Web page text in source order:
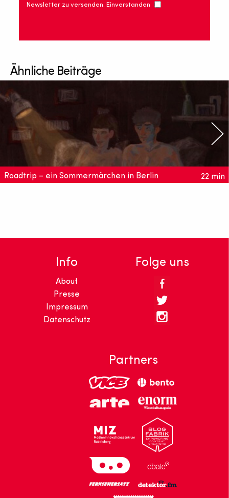
Newsletter zu versenden. Einverstanden
Ähnliche Beiträge
Roadtrip – ein Sommermärchen in Berlin
22 min
Info
About
Presse
Impressum
Datenschutz
Folge uns
Partners